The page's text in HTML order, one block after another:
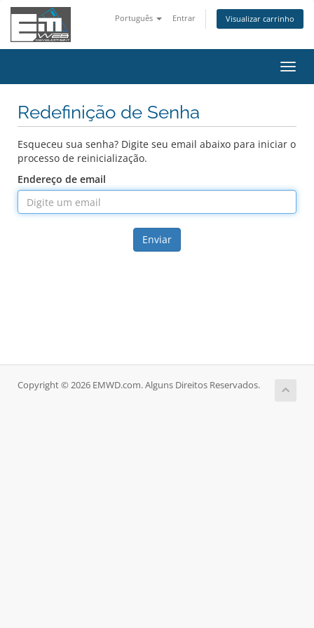
Português Entrar Visualizar carrinho
Redefinição de Senha
Esqueceu sua senha? Digite seu email abaixo para iniciar o
processo de reinicialização.
Endereço de email
Enviar
Copyright © 2026 EMWD.com. Alguns Direitos Reservados.